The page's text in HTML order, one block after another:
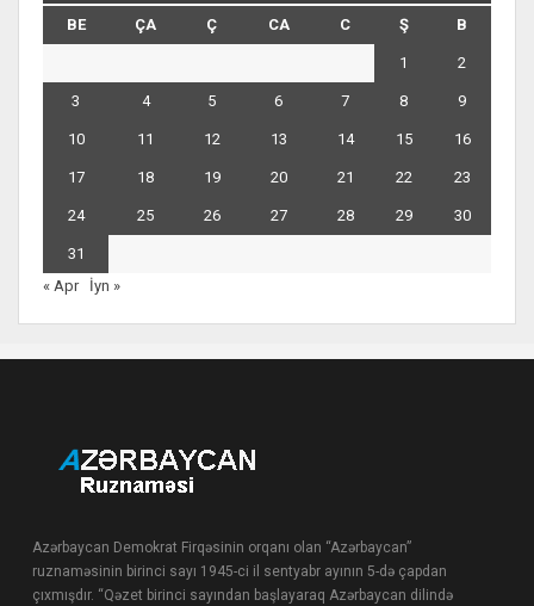
BE ÇA Ç CA C Ş B
1 2
3 4 5 6 7 8 9
10 11 12 13 14 15 16
17 18 19 20 21 22 23
24 25 26 27 28 29 30
31
« Apr
İyn »
Azərbaycan Demokrat Firqəsinin orqanı olan “Azərbaycan”
ruznaməsinin birinci sayı 1945-ci il sentyabr ayının 5-də çapdan
çıxmışdır. “Qəzet birinci sayından başlayaraq Azərbaycan dilində